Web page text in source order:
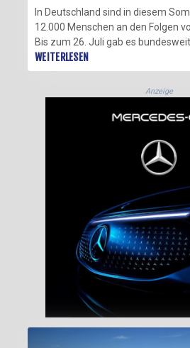
In Deutschland sind in diesem
12.000 Menschen an den Folgen
Bis zum 26. Juli gab es
11.900 Hitzetote, wie aus dem am
veröffentlichten Wochenbericht
Instituts (RKI) hervorgeht. Der
hitzebedingten Sterbefällen
WEITERLESEN
Anzeige